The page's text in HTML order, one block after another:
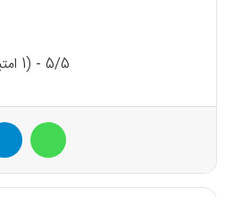
5/5 - (1 امتیاز)
واتس آپ